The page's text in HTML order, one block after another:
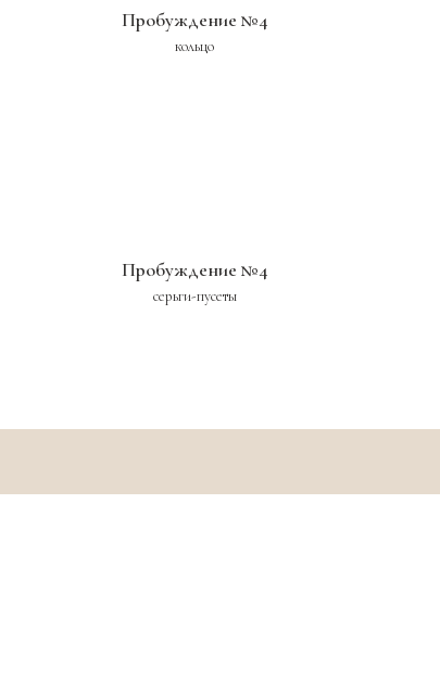
Пробуждение №4
кольцо
Пробуждение №4
серьги-пусеты